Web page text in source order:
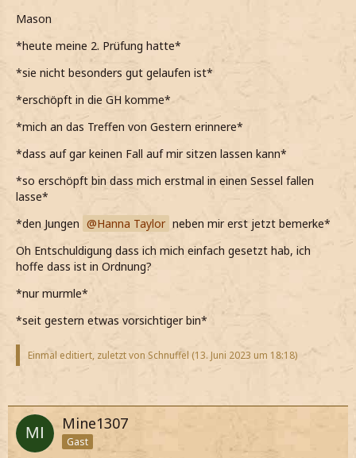
Mason
*heute meine 2. Prüfung hatte*
*sie nicht besonders gut gelaufen ist*
*erschöpft in die GH komme*
*mich an das Treffen von Gestern erinnere*
*dass auf gar keinen Fall auf mir sitzen lassen kann*
*so erschöpft bin dass mich erstmal in einen Sessel fallen
lasse*
*den Jungen
Hanna Taylor neben mir erst jetzt bemerke*
Oh Entschuldigung dass ich mich einfach gesetzt hab, ich
hoffe dass ist in Ordnung?
*nur murmle*
*seit gestern etwas vorsichtiger bin*
Einmal editiert, zuletzt von Schnuffel (13. Juni 2023 um 18:18)
Mine1307
Gast